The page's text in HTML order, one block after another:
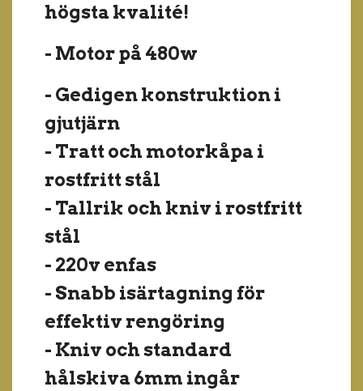
högsta kvalité!
- Motor på 480w
- Gedigen konstruktion i
gjutjärn
- Tratt och motorkåpa i
rostfritt stål
- Tallrik och kniv i rostfritt
stål
- 220v enfas
- Snabb isärtagning för
effektiv rengöring
- Kniv och standard
hålskiva 6mm ingår